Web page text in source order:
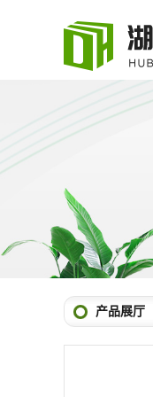
产品展厅